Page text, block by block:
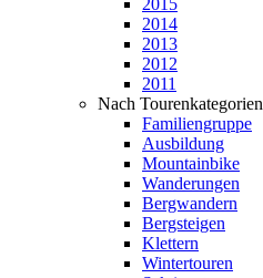
2015
2014
2013
2012
2011
Nach Tourenkategorien
Familiengruppe
Ausbildung
Mountainbike
Wanderungen
Bergwandern
Bergsteigen
Klettern
Wintertouren